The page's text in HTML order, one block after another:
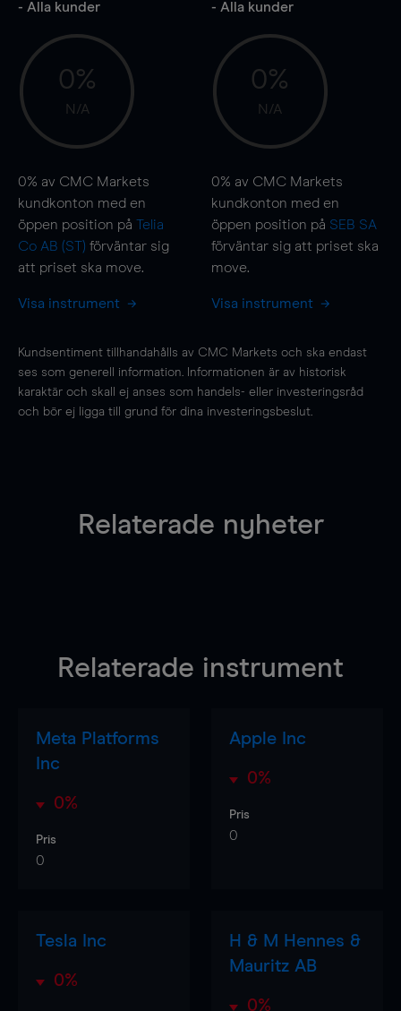
- Alla kunder
0%
N/A
0% av CMC Markets
kundkonton med en
öppen position på Telia
Co AB (ST) förväntar sig
att priset ska move.
Visa instrument
- Alla kunder
0%
N/A
0% av CMC Markets
kundkonton med en
öppen position på SEB SA
förväntar sig att priset ska
move.
Visa instrument
Kundsentiment tillhandahålls av CMC Markets och ska endast
ses som generell information. Informationen är av historisk
karaktär och skall ej anses som handels- eller investeringsråd
och bör ej ligga till grund för dina investeringsbeslut.
Relaterade nyheter
Relaterade instrument
Meta Platforms
Inc
0%
Pris
0
Apple Inc
0%
Pris
0
Tesla Inc
0%
H & M Hennes &
Mauritz AB
0%